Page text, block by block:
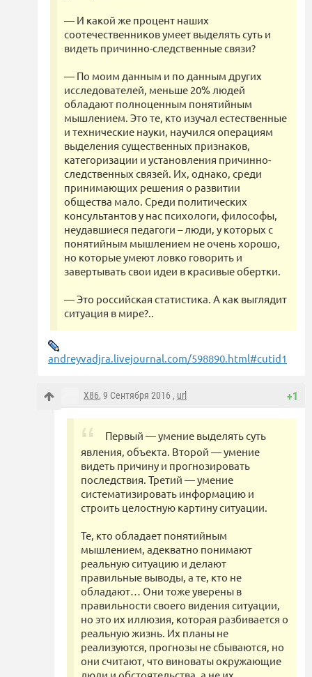
— И какой же процент наших
соотечественников умеет выделять суть и
видеть причинно-следственные связи?
— По моим данным и по данным других
исследователей, меньше 20% людей
обладают полноценным понятийным
мышлением. Это те, кто изучал естественные
и технические науки, научился операциям
выделения существенных признаков,
категоризации и установления причинно-
следственных связей. Их, однако, среди
принимающих решения о развитии
общества мало. Среди политических
консультантов у нас психологи, философы,
неудавшиеся педагоги – люди, у которых с
понятийным мышлением не очень хорошо,
но которые умеют ловко говорить и
завертывать свои идеи в красивые обертки.
— Это российская статистика. А как выглядит
ситуация в мире?..
andreyvadjra.livejournal.com/598890.html#cutid1
+1
X86, 9 Сентября 2016 , url
Первый — умение выделять суть
явления, объекта. Второй — умение
видеть причину и прогнозировать
последствия. Третий — умение
систематизировать информацию и
строить целостную картину ситуации.
Те, кто обладает понятийным
мышлением, адекватно понимают
реальную ситуацию и делают
правильные выводы, а те, кто не
обладают… Они тоже уверены в
правильности своего видения ситуации,
но это их иллюзия, которая разбивается о
реальную жизнь. Их планы не
реализуются, прогнозы не сбываются, но
они считают, что виноваты окружающие